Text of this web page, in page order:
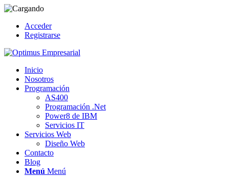
Acceder
Registrarse
Inicio
Nosotros
Programación
AS400
Programación .Net
Power8 de IBM
Servicios IT
Servicios Web
Diseño Web
Contacto
Blog
Menú Menú